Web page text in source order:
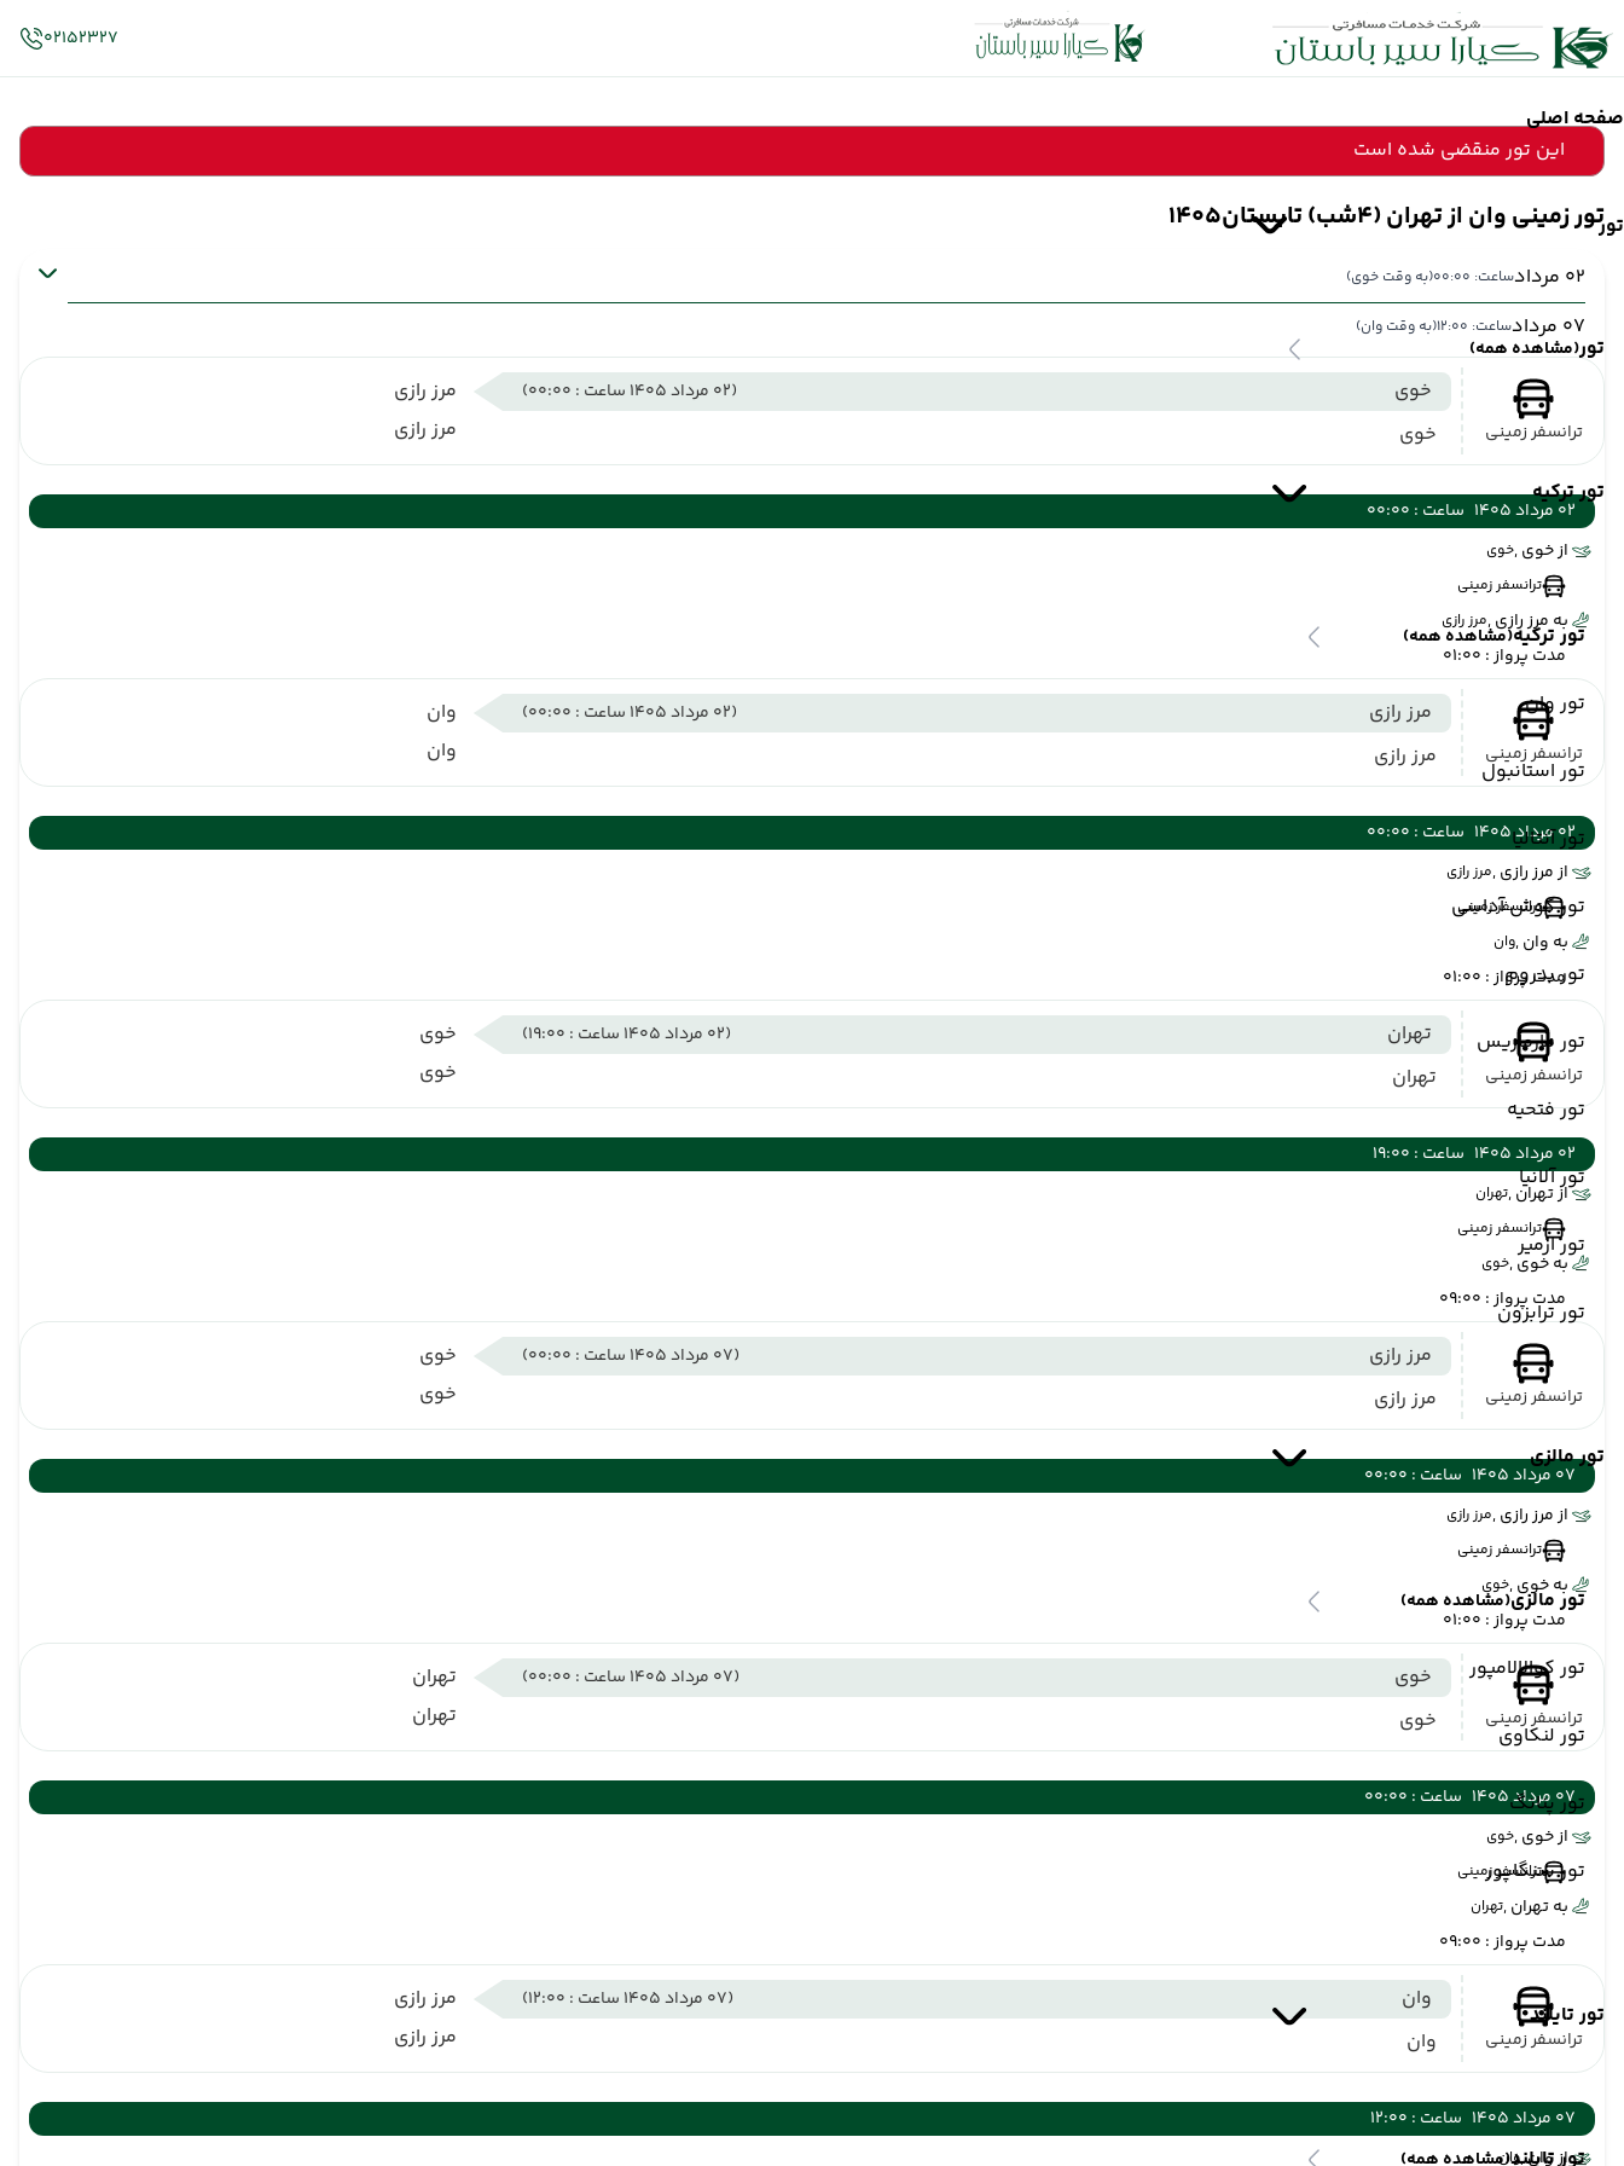
صفحه اصلی
تور
تور(مشاهده همه)
تور ترکیه
تور ترکیه(مشاهده همه)
تور وان
تور استانبول
تور آنتالیا
تور کوش آداسی
تور بدروم
تور مارماریس
تور فتحیه
تور آلانیا
تور ازمیر
تور ترابزون
تور مالزی
تور مالزی(مشاهده همه)
تور کوالالامپور
تور لنکاوی
تور پنانگ
تور سنگاپور
تور تایلند
تور تایلند(مشاهده همه)
02152327
این تور منقضی شده است
تور زمینی وان از تهران (4شب) تابستان1405
02 مرداد ساعت: 00:00 (به وقت خوی)
07 مرداد ساعت: 12:00 (به وقت وان)
ترانسفر زمینی
خوی (02 مرداد 1405 ساعت : 00:00)
خوی
مرز رازی
مرز رازی
02 مرداد 1405
ساعت : 00:00
از خوی ,خوی
ترانسفر زمینی
به مرز رازی ,مرز رازی
مدت پرواز : 01:00
ترانسفر زمینی
مرز رازی (02 مرداد 1405 ساعت : 00:00)
مرز رازی
وان
وان
02 مرداد 1405
ساعت : 00:00
از مرز رازی ,مرز رازی
ترانسفر زمینی
به وان ,وان
مدت پرواز : 01:00
ترانسفر زمینی
تهران (02 مرداد 1405 ساعت : 19:00)
تهران
خوی
خوی
02 مرداد 1405
ساعت : 19:00
از تهران ,تهران
ترانسفر زمینی
به خوی ,خوی
مدت پرواز : 09:00
ترانسفر زمینی
مرز رازی (07 مرداد 1405 ساعت : 00:00)
مرز رازی
خوی
خوی
07 مرداد 1405
ساعت : 00:00
از مرز رازی ,مرز رازی
ترانسفر زمینی
به خوی ,خوی
مدت پرواز : 01:00
ترانسفر زمینی
خوی (07 مرداد 1405 ساعت : 00:00)
خوی
تهران
تهران
07 مرداد 1405
ساعت : 00:00
از خوی ,خوی
ترانسفر زمینی
به تهران ,تهران
مدت پرواز : 09:00
ترانسفر زمینی
وان (07 مرداد 1405 ساعت : 12:00)
وان
مرز رازی
مرز رازی
07 مرداد 1405
ساعت : 12:00
از وان ,وان